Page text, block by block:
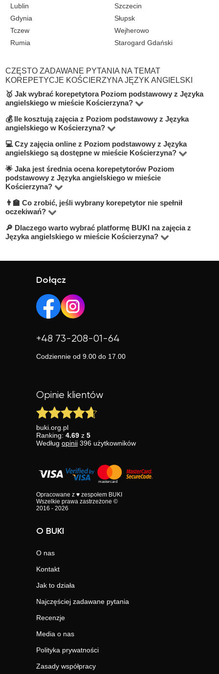
Lublin
Szczecin
Gdynia
Słupsk
Tczew
Wejherowo
Rumia
Starogard Gdański
CZĘSTO ZADAWANE PYTANIA NA TEMAT
KOREPETYCJE KOŚCIERZYNA JĘZYK ANGIELSKI
🥇 Jak wybrać korepetytora Poziom podstawowy z Języka
angielskiego w mieście Kościerzyna?
W kategorie Język angielski na poziomie Poziom
podstawowy w mieście Kościerzyna znajduje się 1
korepetytorów. Aby znaleźć najlepszego nauczyciela,
wykształcenie, liczbę opinii oraz możliwość bezpłatnej
lekcji próbnej — informacja znajduje się pod przyciskiem
"Skontaktuj się z korepetytorem".
💰 Ile kosztują zajęcia z Poziom podstawowy z Języka
angielskiego w Kościerzyna?
Cena indywidualnych zajęć waha się od 50 do 100 zł za
godzinę — w zależności od doświadczenia nauczyciela,
formatu lekcji i poziomu trudności materiału.
💻 Czy zajęcia online z Poziom podstawowy z Języka
angielskiego są dostępne w mieście Kościerzyna?
Tak, na BUKI możesz znaleźć korepetytorów
prowadzących lekcje online przez Zoom lub Google
wygodne i czasem tańsze.
🌟 Jaka jest średnia ocena korepetytorów Poziom
podstawowy z Języka angielskiego w mieście
Kościerzyna?
Średnia ocena nauczycieli w tej kategorie wynosi 4.8 na
5, na podstawie prawdziwych opinii uczniów. Każdy
korepetytor ma profil z oceną i komentarzami.
👨‍🏫 Co zrobić, jeśli wybrany korepetytor nie spełnił
oczekiwań?
BUKI to platforma z pomocą techniczną. Jeśli pierwsza
lekcja nie spełni Twoich oczekiwań, zostaw nowe
🔎 Dlaczego warto wybrać platformę BUKI na zajęcia z
Języka angielskiego w mieście Kościerzyna?
nauczyciela według specjalizacji, doświadczenia, opinii i
ceny, a także skorzystać z bezpłatnej lekcji próbnej.
Platforma jest prosta w obsłudze, posiada wygodne filtry i
szybkie dopasowanie nauczyciela.
Dołącz
+48 73-208-01-64
Codziennie od 9.00 do 17.00
Opinie klientów
buki.org.pl
Ranking: 4.69 z 5
Według opinii 396 użytkowników
Opracowane z ♥ zespołem BUKI
Wszelkie prawa zastrzeżone ©
2016 - 2026
O BUKI
O nas
Kontakt
Jak to działa
Najczęściej zadawane pytania
Recenzje
Media o nas
Polityka prywatności
Zasady współpracy